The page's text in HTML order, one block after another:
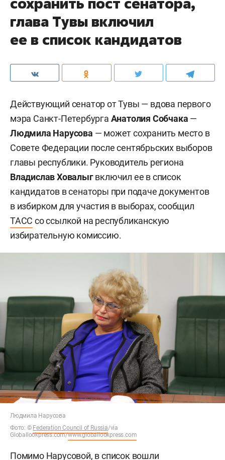
глава Тувы включил
ее в список кандидатов
Действующий сенатор от Тувы — вдова первого
мэра Санкт-Петербурга Анатолия Собчака —
Людмила Нарусова — может сохранить место в
Совете Федерации после сентябрьских выборов
главы республики. Руководитель региона
Владислав Ховалыгвключил ее в список
кандидатов в сенаторы при подаче документов
в избирком для участия в выборах, сообщил
ТАСС со ссылкой на республиканскую
избирательную комиссию.
Людмила Нарусова
Фото: © Federation Council of Russia/via
Globallookpress.com/www.globallookpress.com
Помимо Нарусовой, в список вошли